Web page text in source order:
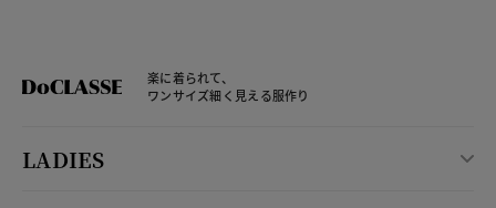
楽に着られて、
ワンサイズ細く見える服作り
LADIES